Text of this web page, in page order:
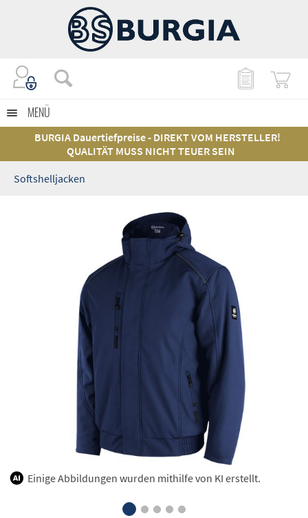
MENÜ
BURGIA Dauertiefpreise - DIREKT VOM HERSTELLER!
QUALITÄT MUSS NICHT TEUER SEIN
Softshelljacken
Einige Abbildungen wurden mithilfe von KI erstellt.